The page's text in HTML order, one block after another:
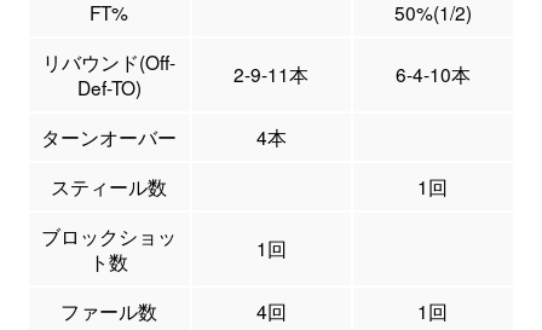
FT%
50%(1/2)
リバウンド(Off-
Def-TO)
2-9-11本 6-4-10本
ターンオーバー
4本
スティール数
1回
ブロックショッ
ト数
1回
ファール数 4回
1回